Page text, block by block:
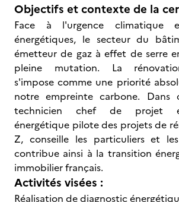
Objectifs et contexte de la
Face à l'urgence climatique
énergétiques, le secteur du
émetteur de gaz à effet de serre
pleine mutation. La
s'impose comme une priorité
notre empreinte carbone. Dans
technicien chef de projet
énergétique pilote des projets de
Z, conseille les particuliers et
contribue ainsi à la transition
immobilier français.
Activités visées :
Réalisation de diagnostic